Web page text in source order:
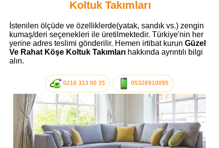
Koltuk Takımları
İstenilen ölçüde ve özelliklerde(yatak, sandık vs.) zengin
kumaş/deri seçenekleri ile üretilmektedir. Türkiye'nin her
yerine adres teslimi gönderilir. Hemen irtibat kurun Güzel
Ve Rahat Köşe Koltuk Takımlarıhakkında ayrıntılı bilgi
alın.
0216 313 00 35 05326910095